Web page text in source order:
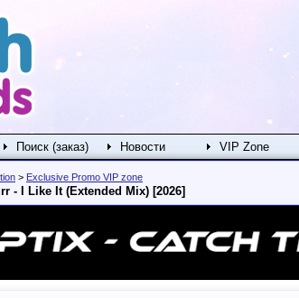
Поиск (заказ) Новости VIP Zone
> Exclusive Promo VIP zone
- I Like It (Extended Mix) [2026]